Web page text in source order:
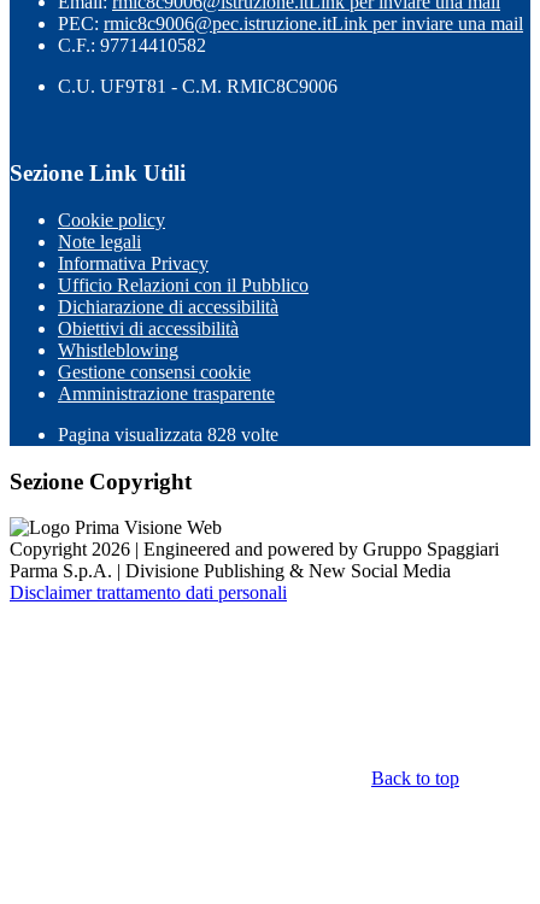
PEC: rmic8c9006@pec.istruzione.itLink per inviare una mail
C.F.: 97714410582
C.U. UF9T81 - C.M. RMIC8C9006
Sezione Link Utili
Cookie policy
Note legali
Informativa Privacy
Ufficio Relazioni con il Pubblico
Dichiarazione di accessibilità
Obiettivi di accessibilità
Whistleblowing
Gestione consensi cookie
Amministrazione trasparente
Pagina visualizzata 828 volte
Sezione Copyright
Copyright 2026 | Engineered and powered by Gruppo Spaggiari
Parma S.p.A. | Divisione Publishing & New Social Media
Disclaimer trattamento dati personali
Back to top